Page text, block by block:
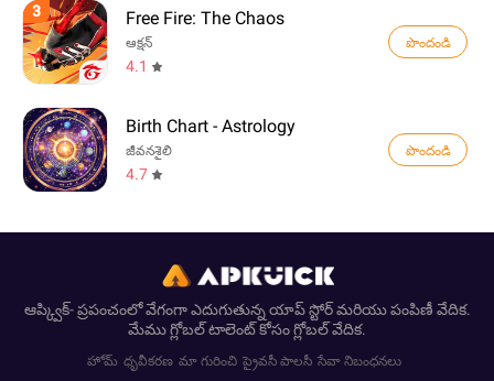
3 Free Fire: The Chaos
ఆక్షన్
4.1
పొందండి
Birth Chart - Astrology
జీవనశైలి
4.7
పొందండి
ఆప్క్విక్- ప్రపంచంలో వేగంగా ఎదుగుతున్న యాప్ స్టోర్ మరియు పంపిణీ వేదిక.
మేము గ్లోబల్ టాలెంట్ కోసం గ్లోబల్ వేదిక.
హోమ్ ధృవీకరణ మా గురించి ప్రైవసీ పాలసీ సేవా నిబంధనలు